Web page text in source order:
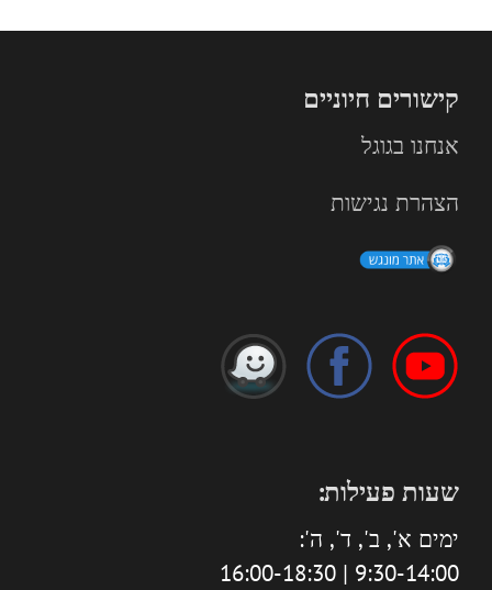
קישורים חיוניים
אנחנו בגוגל
הצהרת נגישות
שעות פעילות:
ימים א', ב', ד', ה':
9:30-14:00 | 16:00-18:30